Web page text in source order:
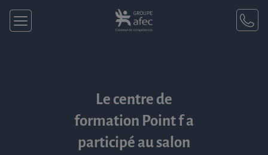
Le centre de
formation Point f a
participé au salon